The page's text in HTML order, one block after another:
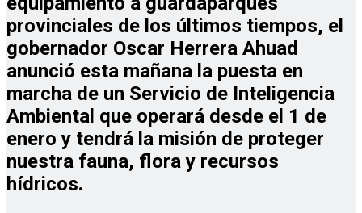
provinciales de los últimos tiempos, el
gobernador Oscar Herrera Ahuad
anunció esta mañana la puesta en
marcha de un Servicio de Inteligencia
Ambiental que operará desde el 1 de
enero y tendrá la misión de proteger
nuestra fauna, flora y recursos
hídricos.